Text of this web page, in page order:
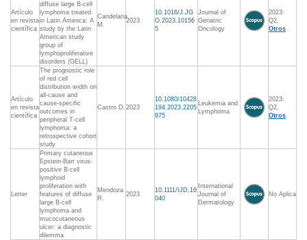
Artículo
en revista
científica
diffuse large B-cell
lymphoma treated
in Latin America: A
study by the Latin
American study
group of
lymphoproliferative
disorders (GELL)
Candelaria
M.
2023
10.1016/J.JG
O.2023.10156
5
Journal of
Geriatric
Oncology
2023:
Q2,
Otros
Artículo
en revista
científica
The prognostic role
of red cell
distribution width on
all-cause and
cause-specific
outcomes in
peripheral T-cell
lymphoma: a
retrospective cohort
study
Castro D. 2023
10.1080/10428
194.2023.2205
975
Leukemia and
Lymphoma
2023:
Q2,
Otros
Letter
Primary cutaneous
Epstein-Barr virus-
positive B-cell
lymphoid
proliferation with
features of diffuse
large B-cell
lymphoma and
mucocutaneous
ulcer: a diagnostic
dilemma
Mendoza
R.
2023
10.1111/IJD.16
040
International
Journal of
Dermatology
No Aplica